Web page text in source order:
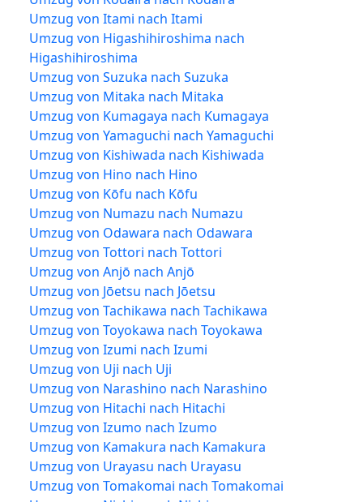
Umzug von Itami nach Itami
Umzug von Higashihiroshima nach
Higashihiroshima
Umzug von Suzuka nach Suzuka
Umzug von Mitaka nach Mitaka
Umzug von Kumagaya nach Kumagaya
Umzug von Yamaguchi nach Yamaguchi
Umzug von Kishiwada nach Kishiwada
Umzug von Hino nach Hino
Umzug von Kōfu nach Kōfu
Umzug von Numazu nach Numazu
Umzug von Odawara nach Odawara
Umzug von Tottori nach Tottori
Umzug von Anjō nach Anjō
Umzug von Jōetsu nach Jōetsu
Umzug von Tachikawa nach Tachikawa
Umzug von Toyokawa nach Toyokawa
Umzug von Izumi nach Izumi
Umzug von Uji nach Uji
Umzug von Narashino nach Narashino
Umzug von Hitachi nach Hitachi
Umzug von Izumo nach Izumo
Umzug von Kamakura nach Kamakura
Umzug von Urayasu nach Urayasu
Umzug von Tomakomai nach Tomakomai